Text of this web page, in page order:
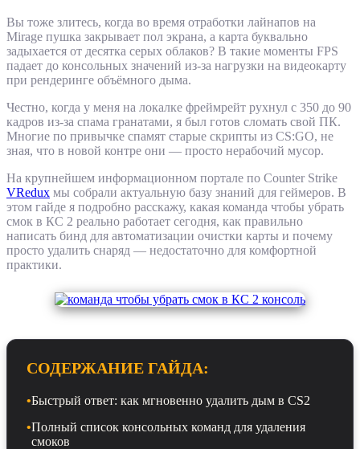
Вы тоже злитесь, когда во время отработки лайнапов на
Mirage пушка закрывает пол экрана, а карта буквально
задыхается от десятка серых облаков? В такие моменты FPS
падает до консольных значений из-за нагрузки на видеокарту
при рендеринге объёмного дыма.
Честно, когда у меня на локалке фреймрейт рухнул с 350 до 90
кадров из-за спама гранатами, я был готов сломать свой ПК.
Многие по привычке спамят старые скрипты из CS:GO, не
зная, что в новой контре они — просто нерабочий мусор.
На крупнейшем информационном портале по Counter Strike
VRedux мы собрали актуальную базу знаний для геймеров. В
этом гайде я подробно расскажу, какая команда чтобы убрать
смок в КС 2 реально работает сегодня, как правильно
написать бинд для автоматизации очистки карты и почему
просто удалить снаряд — недостаточно для комфортной
практики.
СОДЕРЖАНИЕ ГАЙДА:
•Быстрый ответ: как мгновенно удалить дым в CS2
•Полный список консольных команд для удаления
смоков